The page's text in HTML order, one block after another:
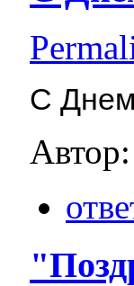
С Днем
Автор: